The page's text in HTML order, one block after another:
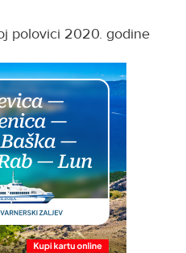
polovici 2020. godine